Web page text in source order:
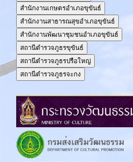
สำนักงานเกษตรอำเภอขุขันธ์
สำนักงานสาธารณสุขอำเภอขุขันธ์
สำนักงานพัฒนาชุมชนอำเภอขุขันธ์
สถานีตำรวจภูธรขุขันธ์
สถานีตำรวจภูธรปรือใหญ่
สถานีตำรวจภูธรจะกง